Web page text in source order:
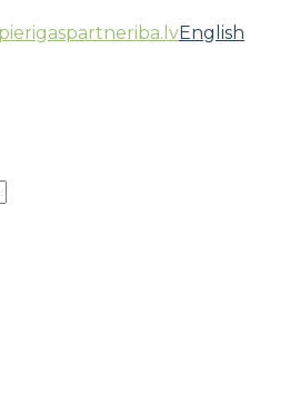
English